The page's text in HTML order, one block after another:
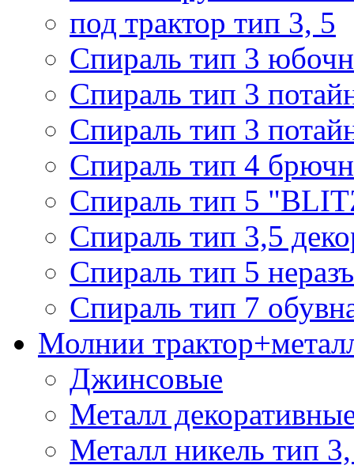
под трактор тип 3, 5
Спираль тип 3
Спираль тип 3
Спираль тип 3
Спираль тип 4
Спираль тип 5
Спираль тип 3,5
Спираль тип 5
Спираль тип 7
Молнии
Джинсовые
Металл
Металл никель тип